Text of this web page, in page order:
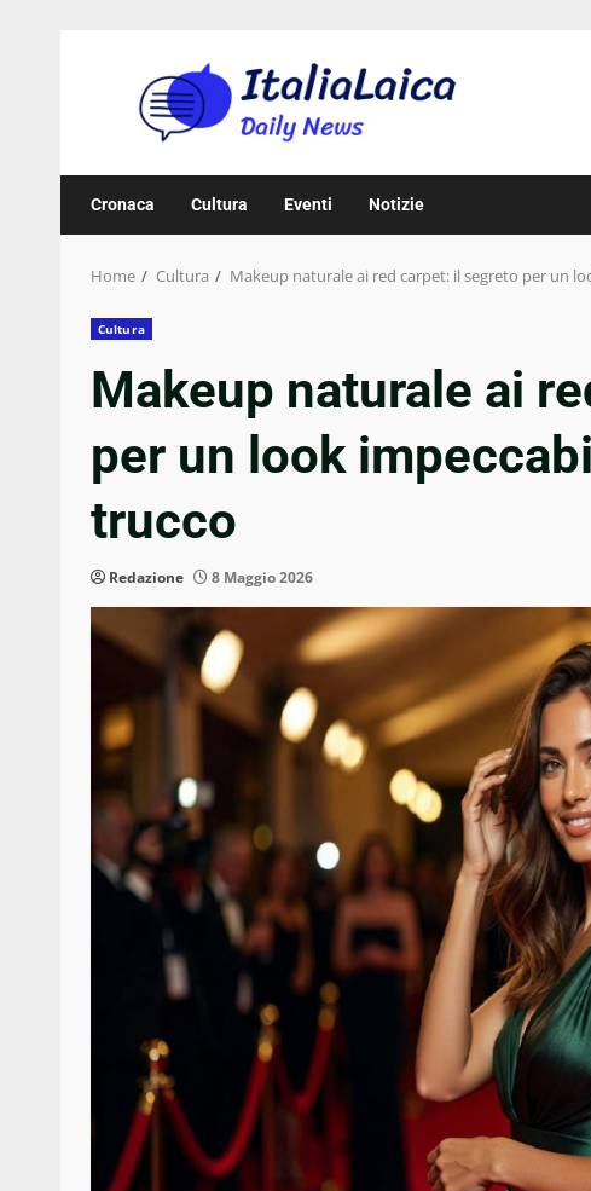
Cronaca Cultura Eventi Notizie
Home Cultura Makeup naturale ai red carpet: il segreto per un
Cultura
Makeup naturale ai
per un look
trucco
Redazione 8 Maggio 2026